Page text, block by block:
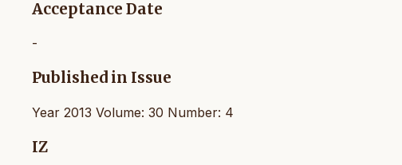
Acceptance Date
-
Published in Issue
Year 2013 Volume: 30 Number: 4
IZ